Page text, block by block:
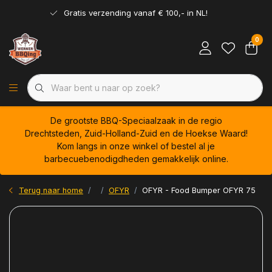
Gratis verzending vanaf € 100,- in NL!
0
De grootste BBQ-Speciaalzaak in de regio
Drechtsteden, Zuid-Holland-Zuid en de Hoekse Waard!
Kom langs in onze winkel of bestel al je
barbecuebenodigdheden gemakkelijk online.
Terug naar home OFYR OFYR - Food Bumper OFYR 75